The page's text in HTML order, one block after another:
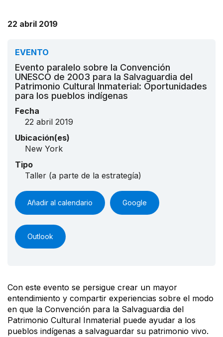
22 abril 2019
EVENTO
Evento paralelo sobre la Convención
UNESCO de 2003 para la Salvaguardia del
Patrimonio Cultural Inmaterial: Oportunidades
para los pueblos indígenas
Fecha
22 abril 2019
Ubicación(es)
New York
Tipo
Taller (a parte de la estrategía)
Añadir al calendario Google
Outlook
Con este evento se persigue crear un mayor
entendimiento y compartir experiencias sobre el modo
en que la Convención para la Salvaguardia del
Patrimonio Cultural Inmaterial puede ayudar a los
pueblos indígenas a salvaguardar su patrimonio vivo.